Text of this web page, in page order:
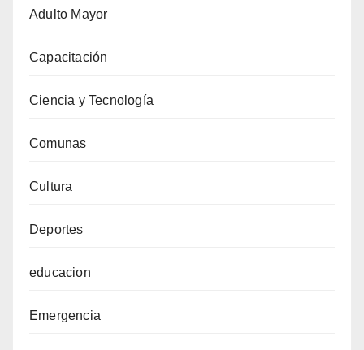
Adulto Mayor
Capacitación
Ciencia y Tecnología
Comunas
Cultura
Deportes
educacion
Emergencia